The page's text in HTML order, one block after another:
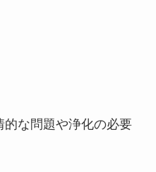
な問題や浄化の必要